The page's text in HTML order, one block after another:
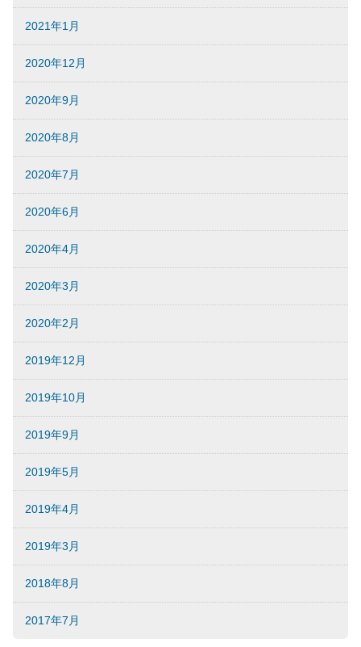
2021年1月
2020年12月
2020年9月
2020年8月
2020年7月
2020年6月
2020年4月
2020年3月
2020年2月
2019年12月
2019年10月
2019年9月
2019年5月
2019年4月
2019年3月
2018年8月
2017年7月